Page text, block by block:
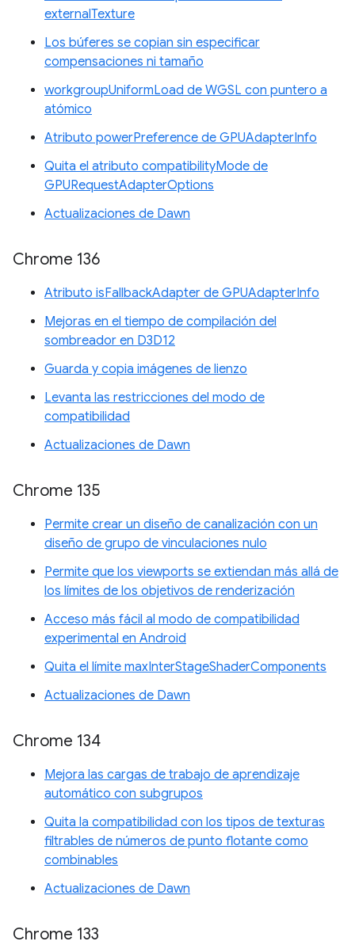
externalTexture
Los búferes se copian sin especificar
compensaciones ni tamaño
workgroupUniformLoad de WGSL con puntero a
atómico
Atributo powerPreference de GPUAdapterInfo
Quita el atributo compatibilityMode de
GPURequestAdapterOptions
Actualizaciones de Dawn
Chrome 136
Atributo isFallbackAdapter de GPUAdapterInfo
Mejoras en el tiempo de compilación del
sombreador en D3D12
Guarda y copia imágenes de lienzo
Levanta las restricciones del modo de
compatibilidad
Actualizaciones de Dawn
Chrome 135
Permite crear un diseño de canalización con un
diseño de grupo de vinculaciones nulo
Permite que los viewports se extiendan más allá de
los límites de los objetivos de renderización
Acceso más fácil al modo de compatibilidad
experimental en Android
Quita el límite maxInterStageShaderComponents
Actualizaciones de Dawn
Chrome 134
Mejora las cargas de trabajo de aprendizaje
automático con subgrupos
Quita la compatibilidad con los tipos de texturas
filtrables de números de punto flotante como
combinables
Actualizaciones de Dawn
Chrome 133